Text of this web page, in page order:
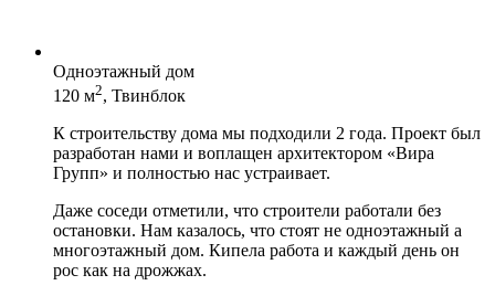
Одноэтажный дом
120 м2, Твинблок
К строительству дома мы подходили 2 года. Проект был
разработан нами и воплащен архитектором «Вира
Групп» и полностью нас устраивает.
Даже соседи отметили, что строители работали без
остановки. Нам казалось, что стоят не одноэтажный а
многоэтажный дом. Кипела работа и каждый день он
рос как на дрожжах.